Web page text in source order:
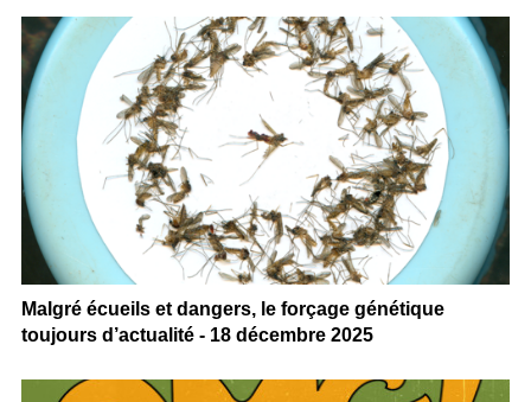
Malgré écueils et dangers, le forçage génétique
toujours d’actualité - 18 décembre 2025